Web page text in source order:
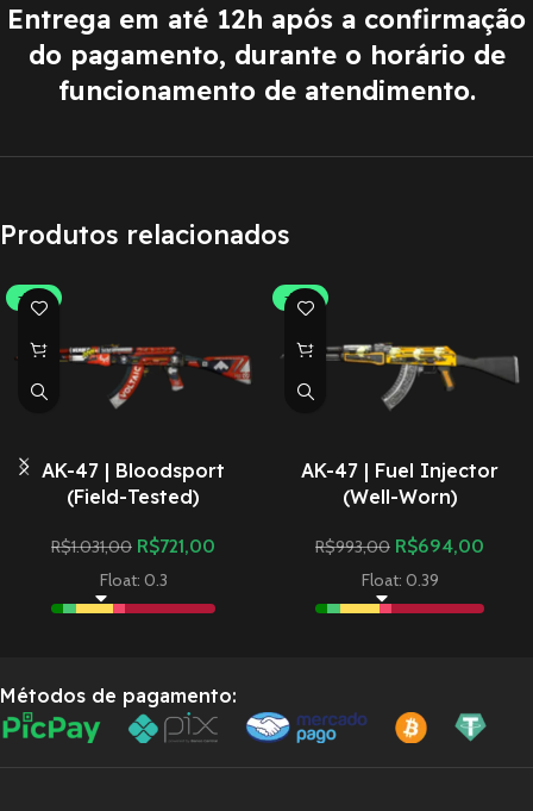
Entrega em até 12h após a confirmação
do pagamento, durante o horário de
funcionamento de atendimento.
Produtos relacionados
-30%
AK-47 | Bloodsport
(Field-Tested)
R$1.031,00 R$721,00
Float: 0.3
-30%
AK-47 | Fuel Injector
(Well-Worn)
R$993,00 R$694,00
Float: 0.39
Métodos de pagamento: